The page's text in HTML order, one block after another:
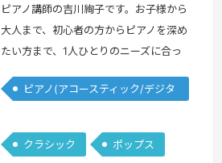
本
本
ピアノ講師の吉川絢子です。お子様から
大人まで、初心者の方からピアノを深め
たい方まで、1人ひとりのニーズに合っ
を楽しみましょう！⭐︎ピアノを初めて習
の一曲だけ弾けるようになりたい⭐︎趣味
として楽しみたい方⭐︎コンクールや音楽
ピアノ(アコースティック/デジタ
クラシック ポップス